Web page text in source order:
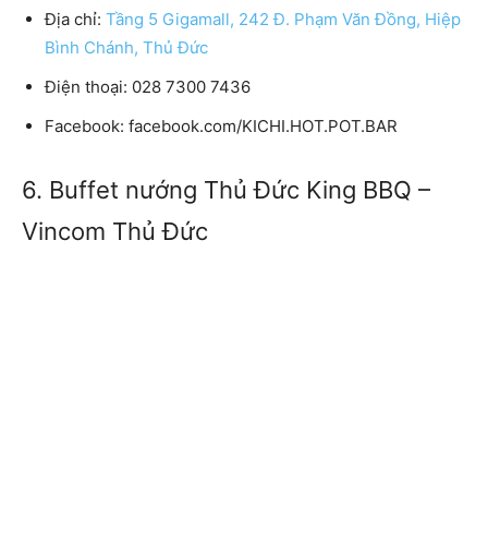
Địa chỉ: Tầng 5 Gigamall, 242 Đ. Phạm Văn Đồng, Hiệp
Bình Chánh, Thủ Đức
Điện thoại: 028 7300 7436
Facebook: facebook.com/KICHI.HOT.POT.BAR
6. Buffet nướng Thủ Đức King BBQ –
Vincom Thủ Đức